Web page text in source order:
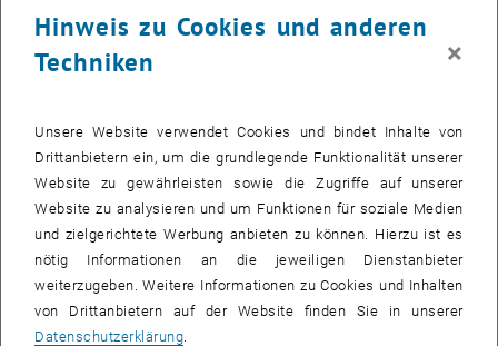
Hinweis zu Cookies und anderen
Techniken
×
Unsere Website verwendet Cookies und bindet Inhalte von
Drittanbietern ein, um die grundlegende Funktionalität unserer
Website zu gewährleisten sowie die Zugriffe auf unserer
Website zu analysieren und um Funktionen für soziale Medien
und zielgerichtete Werbung anbieten zu können. Hierzu ist es
nötig Informationen an die jeweiligen Dienstanbieter
weiterzugeben. Weitere Informationen zu Cookies und Inhalten
von Drittanbietern auf der Website finden Sie in unserer
Datenschutzerklärung